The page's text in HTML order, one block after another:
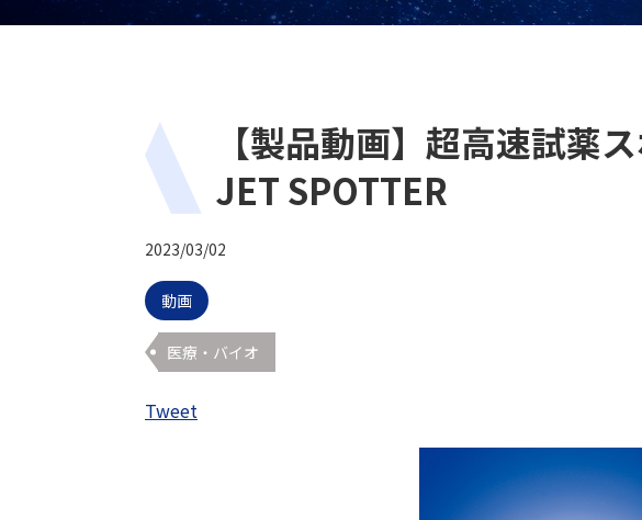
【製品動画】超高速試薬
JET SPOTTER
2023/03/02
動画
医療・バイオ
Tweet